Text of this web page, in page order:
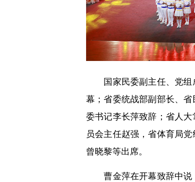
国家民委副主任、党组
幕；省委统战部副部长、
委书记李长萍致辞；省人
员会主任赵强，省体育局
曾晓黎等出席。
曹金萍在开幕致辞中说